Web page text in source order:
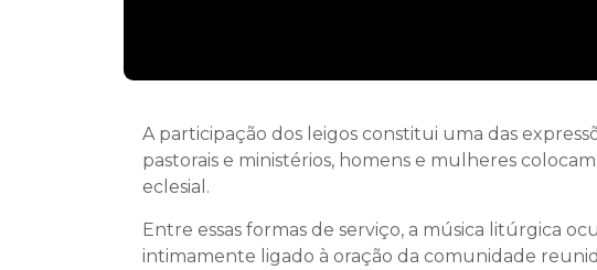
A participação dos leigos constitui uma das
pastorais e ministérios, homens e mulheres
eclesial.
Entre essas formas de serviço, a música litúrgica
intimamente ligado à oração da comunidade